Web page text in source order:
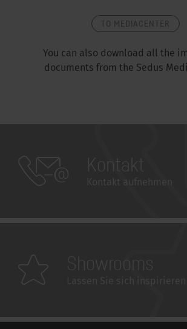
You can also download all the
documents from the Sedus